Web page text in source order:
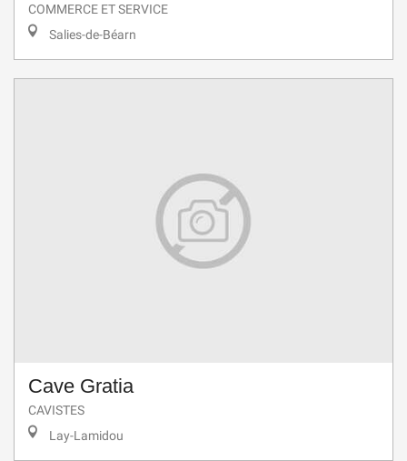
COMMERCE ET SERVICE
Salies-de-Béarn
Cave Gratia
CAVISTES
Lay-Lamidou